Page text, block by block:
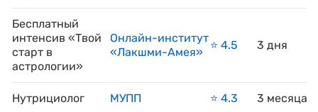
Бесплатный
интенсив «Твой
старт в
астрологии»
Онлайн-институт
«Лакшми-Амея»
⭐️ 4.5 3 дня
Нутрициолог МУПП ⭐️ 4.3 3 месяца